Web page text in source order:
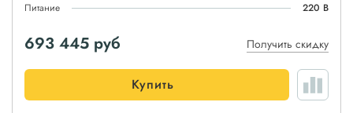
Питание
220 В
693 445 руб Получить скидку
Купить